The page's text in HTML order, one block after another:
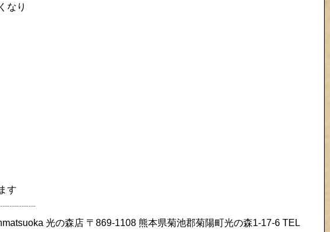
なり
す
光の森店 〒869-1108 熊本県菊池郡菊陽町光の森1-17-6 TEL